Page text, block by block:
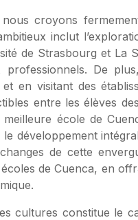
croyons
inclut
de Strasbourg et La
De
en visitant des
entre les élèves
école de
développement
de cette
de Cuenca, en
cultures constitue le